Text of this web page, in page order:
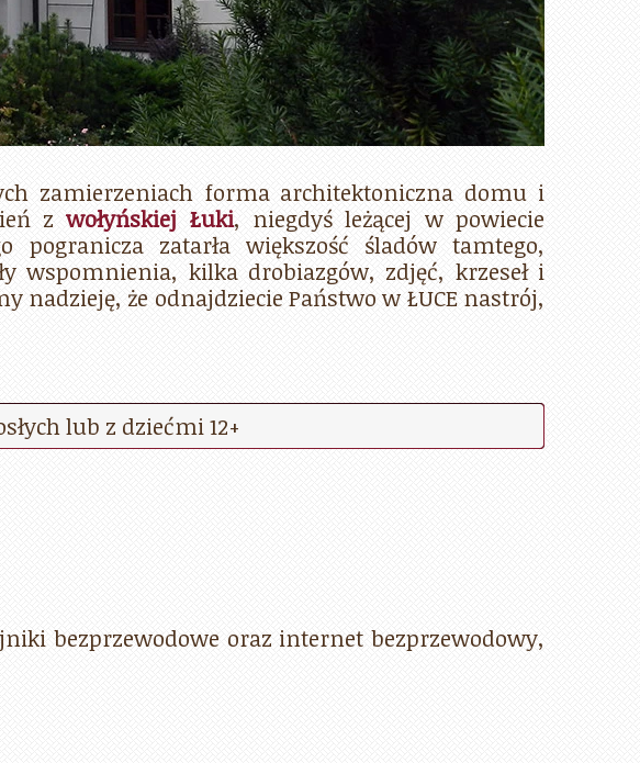
zamierzeniach forma architektoniczna domu i
zwołyńskiej Łuki, niegdyś leżącej w powiecie
pogranicza zatarła większość śladów tamtego,
wspomnienia, kilka drobiazgów, zdjęć, krzeseł i
nadzieję, że odnajdziecie Państwo w ŁUCE nastrój,
lub z dziećmi 12+
bezprzewodowe oraz internet bezprzewodowy,